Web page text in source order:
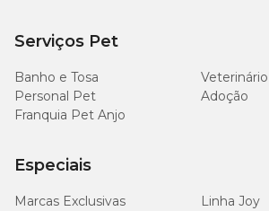
Serviços Pet
Banho e Tosa
Veterinário
Personal Pet
Adoção
Franquia Pet Anjo
Especiais
Marcas Exclusivas
Linha Joy